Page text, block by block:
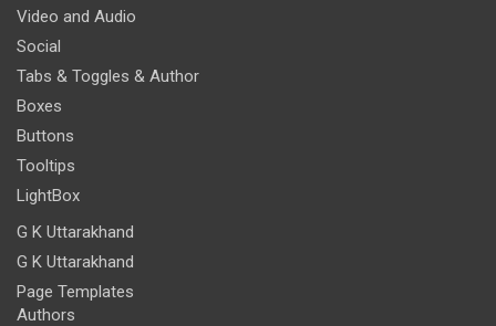
Video and Audio
Social
Tabs & Toggles & Author
Boxes
Buttons
Tooltips
LightBox
G K Uttarakhand
G K Uttarakhand
Page Templates
Authors